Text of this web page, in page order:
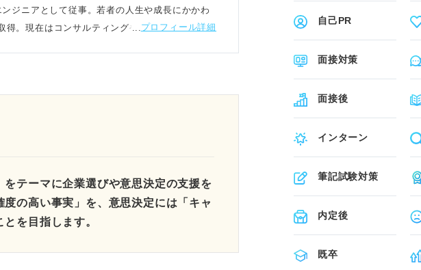
ジニアとして従事。若者の人生や成長にかかわ
得。現在はコンサルティングや自己分析支援をお
プロフィール詳細
をテーマに企業選びや意思決定の支援を
の高い事実」を、意思決定には「キャ
を目指します。
自己PR
面接対策
面接後
インターン
筆記試験対策
内定後
既卒